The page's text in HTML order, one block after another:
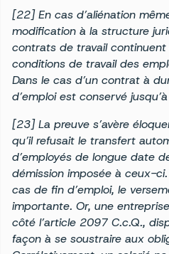
[22] En cas d’aliénation
modification à la structure
contrats de travail
conditions de travail des
Dans le cas d’un contrat à
d’emploi est conservé
[23] La preuve s’avère
qu’il refusait le transfert
d’employés de longue date
démission imposée à ceux-
cas de fin d’emploi, le
importante. Or, une
côté l’article 2097 C.c.Q.,
façon à se soustraire aux